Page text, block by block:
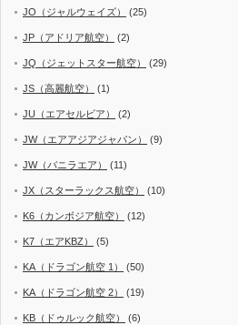
JO（ジャルウェイズ） (25)
JP（アドリア航空） (2)
JQ（ジェットスター航空） (29)
JS（高麗航空） (1)
JU（エアセルビア） (2)
JW（エアアジアジャパン） (9)
JW（バニラエア） (11)
JX（スターラックス航空） (10)
K6（カンボジア航空） (12)
K7（エアKBZ） (5)
KA（ドラゴン航空 1） (50)
KA（ドラゴン航空 2） (19)
KB（ドゥルック航空） (6)